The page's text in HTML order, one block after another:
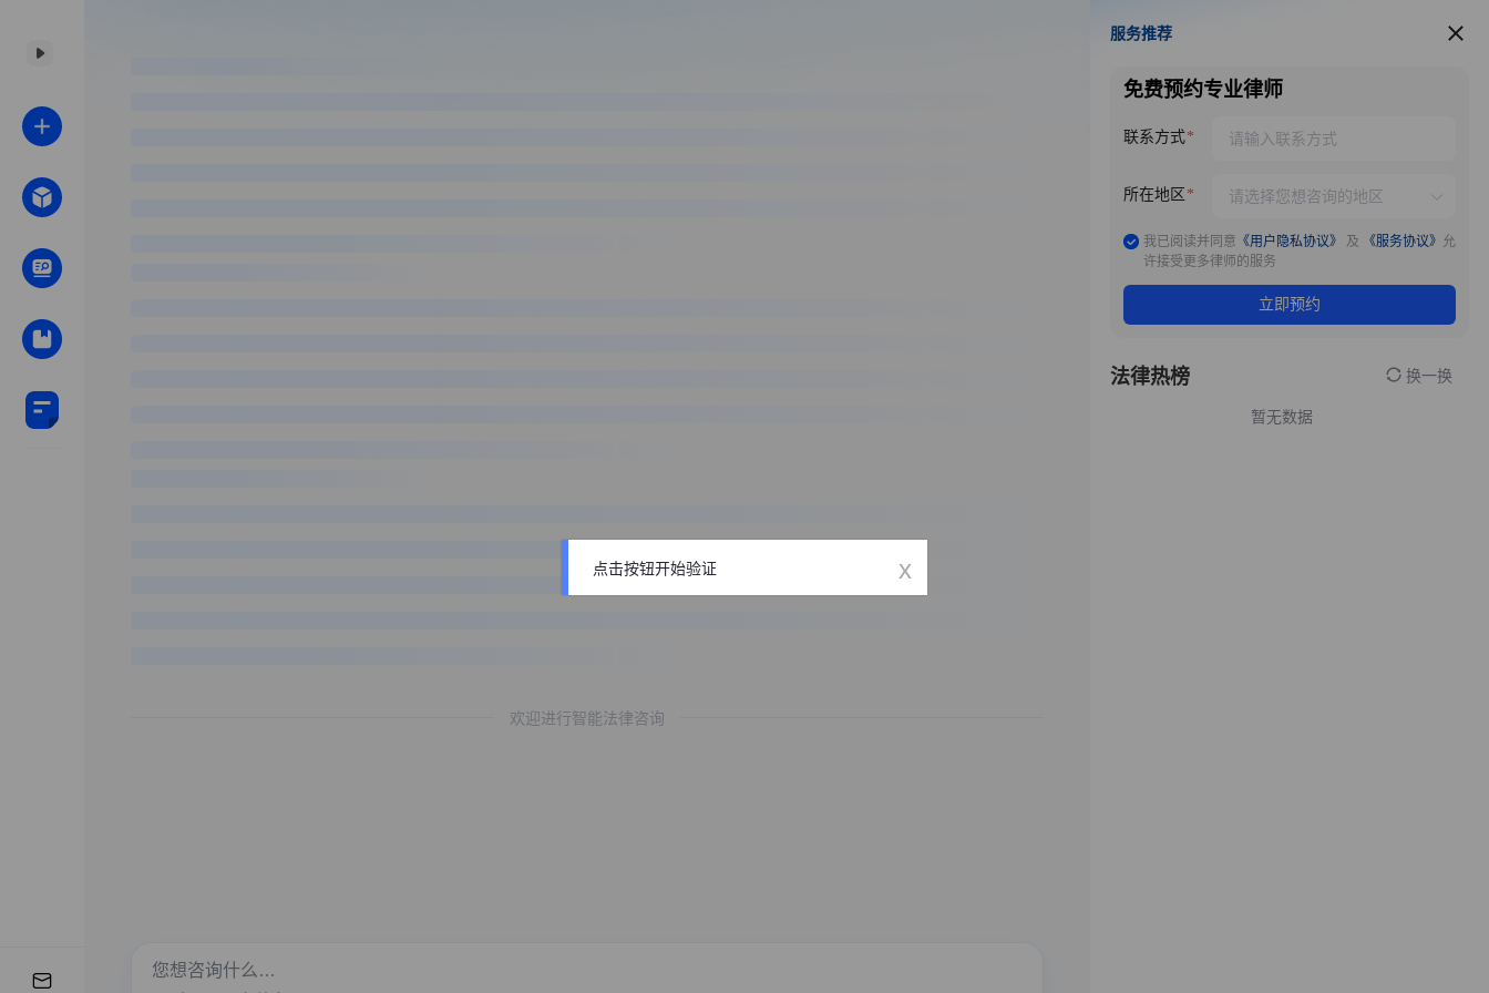
欢迎进行智能法律咨询
服务推荐
服务推荐
免费预约专业律师
联系方式
所在地区
我已阅读并同意 《用户隐私协议》 及 《服务协议》 允
许接受更多律师的服务
立即预约
法律热榜 换一换
暂无数据
点击按钮开始验证 x